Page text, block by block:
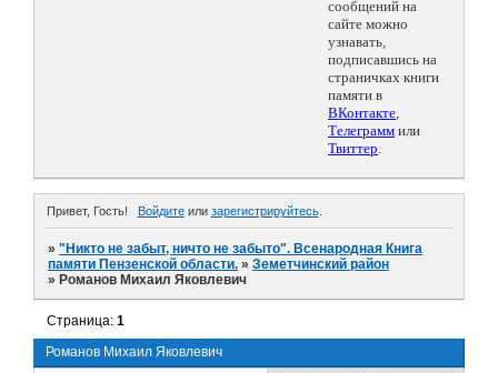
сообщений на
сайте можно
узнавать,
подписавшись на
страничках книги
памяти в
ВКонтакте,
Телеграмм или
Твиттер.
Привет, Гость! Войдитеили зарегистрируйтесь.
»"Никто не забыт, ничто не забыто". Всенародная Книга
памяти Пензенской области. »Земетчинский район
» Романов Михаил Яковлевич
Романов Михаил Яковлевич
Страница:1